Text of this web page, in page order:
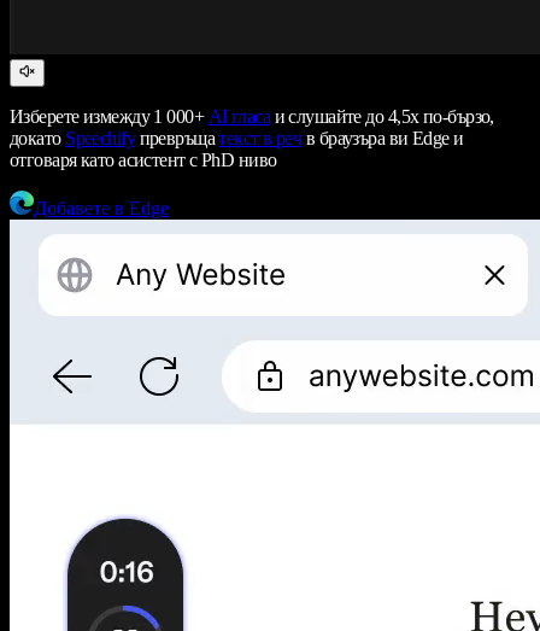
Изберете измежду 1 000+ AI гласа и слушайте до 4,5x по-бързо,
докато Speechifyпревръщатекст в речв браузъра ви Edge и
отговаря като асистент с PhD ниво
Добавете в Edge